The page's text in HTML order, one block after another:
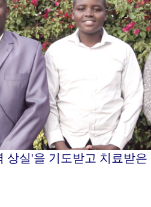
상실'을 기도받고 치료받